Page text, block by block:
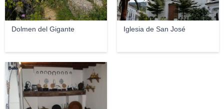
Dolmen del Gigante Iglesia de San José
Bello